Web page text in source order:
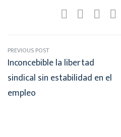
PREVIOUS POST
Inconcebible la libertad
sindical sin estabilidad en el
empleo